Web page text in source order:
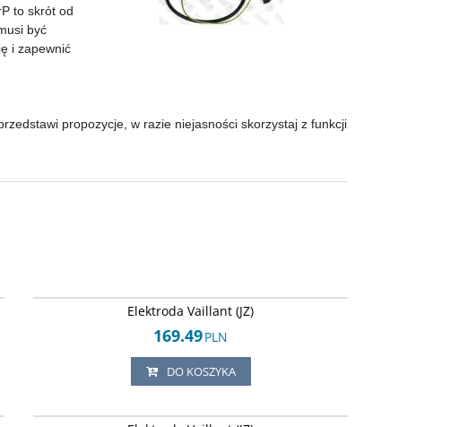
to skrót od
być
i zapewnić
propozycje, w razie niejasności skorzystaj z funkcji
Elektroda Vaillant (JZ)
169.49PLN
DO KOSZYKA